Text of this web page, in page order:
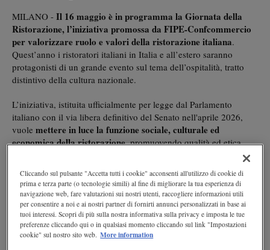
MILANO - Il 16 maggio è in programma la Giornata della
Ristorazione, l’iniziativa promossa da FIPE-Confcommercio
per valorizzare ruolo e valori della ristorazione italiana.
Quest’anno i ristoratori italiani in Italia e all’estero saranno
protagonisti di un grande evento sul tema dell’ospitalità, tratto
distintivo della cultura nazionale.
L’iniziativa, istituita ufficialmente per legge dal Parlamento
italiano con il via libera definitivo del Senato nell'aprile 2026,
vuole mettere in luce la funzione sociale, culturale ed
economica della ristorazione, promuovendo qualità ed etica
nella filiera agroalimentare, scelte responsabili per l’ambiente e il
Il riso: protagonista del 2026 e simbolo di
gestione idrica
Per l'edizione del 2026,la Giornata della Ristorazione ha
Cliccando sul pulsante "Accetta tutti i cookie" acconsenti all'utilizzo di cookie di
prima e terza parte (o tecnologie simili) al fine di migliorare la tua esperienza di
navigazione web, fare valutazioni sui nostri utenti, raccogliere informazioni utili
per consentire a noi e ai nostri partner di fornirti annunci personalizzati in base ai
tuoi interessi. Scopri di più sulla nostra informativa sulla privacy e imposta le tue
preferenze cliccando qui o in qualsiasi momento cliccando sul link "Impostazioni
cookie" sul nostro sito web. More information